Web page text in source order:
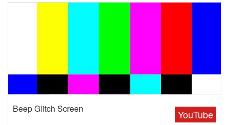
YouTube
Beep Glitch Screen